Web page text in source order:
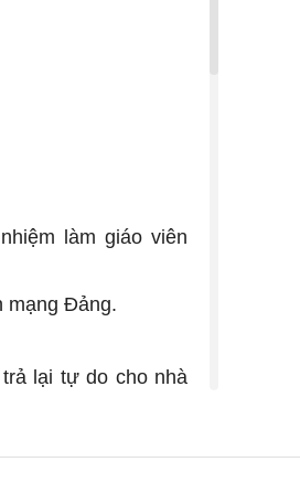
làm giáo viên
mạng Đảng.
lại tự do cho nhà